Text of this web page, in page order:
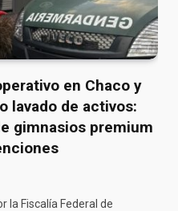
en Chaco y
lavado de activos:
gimnasios premium
la Fiscalía Federal de